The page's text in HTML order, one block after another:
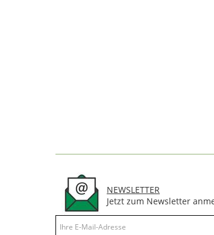
NEWSLETTER
Jetzt zum Newsletter